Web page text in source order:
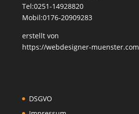
Tel:0251-14928820
Mobil:0176-20909283
erstellt von
https://webdesigner-muenster.com
DSGVO